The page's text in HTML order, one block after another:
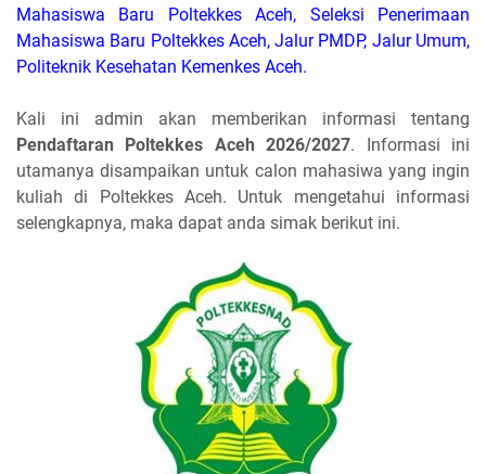
Mahasiswa Baru Poltekkes Aceh, Seleksi Penerimaan
Mahasiswa Baru Poltekkes Aceh, Jalur PMDP, Jalur Umum,
Politeknik Kesehatan Kemenkes Aceh.
Kali ini admin akan memberikan informasi tentang
Pendaftaran Poltekkes Aceh 2026/2027. Informasi ini
utamanya disampaikan untuk calon mahasiwa yang ingin
kuliah di Poltekkes Aceh. Untuk mengetahui informasi
selengkapnya, maka dapat anda simak berikut ini.